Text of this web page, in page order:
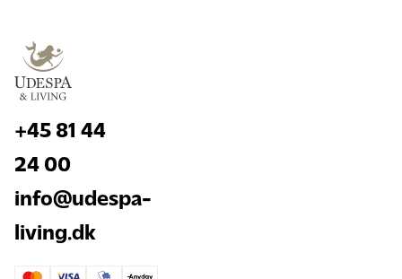
+45 81 44
24 00
info@udespa-
living.dk